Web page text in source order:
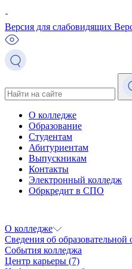
Версия для слабовидящих
О колледже
Образование
Студентам
Абитуриентам
Выпускникам
Контакты
Электронный колледж
Обркредит в СПО
О колледже
Сведения об образовательной
События колледжа
Центр карьеры (7)